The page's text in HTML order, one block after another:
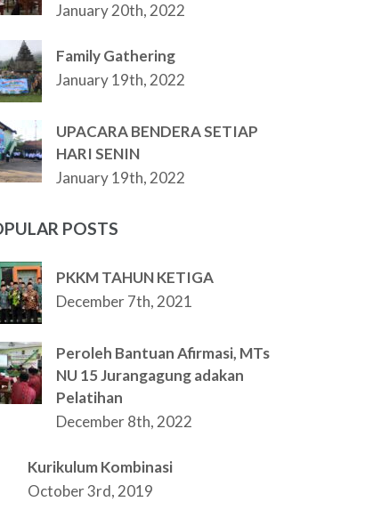
January 20th, 2022
Family Gathering
January 19th, 2022
UPACARA BENDERA SETIAP
HARI SENIN
January 19th, 2022
POSTS
PKKM TAHUN KETIGA
December 7th, 2021
Peroleh Bantuan Afirmasi, MTs
NU 15 Jurangagung adakan
Pelatihan
December 8th, 2022
Kurikulum Kombinasi
October 3rd, 2019